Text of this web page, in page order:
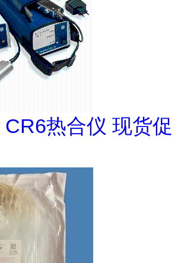
热合仪 现货促